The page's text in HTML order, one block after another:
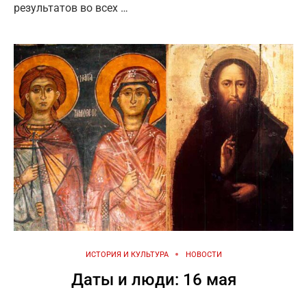
результатов во всех …
ИСТОРИЯ И КУЛЬТУРА НОВОСТИ
Даты и люди: 16 мая